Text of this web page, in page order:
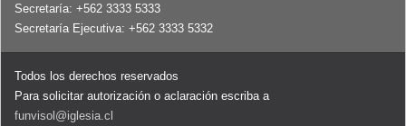
Secretaría: +562 3333 5333
Secretaría Ejecutiva: +562 3333 5332
Todos los derechos reservados
Para solicitar autorización o aclaración escriba a
funvisol@iglesia.cl